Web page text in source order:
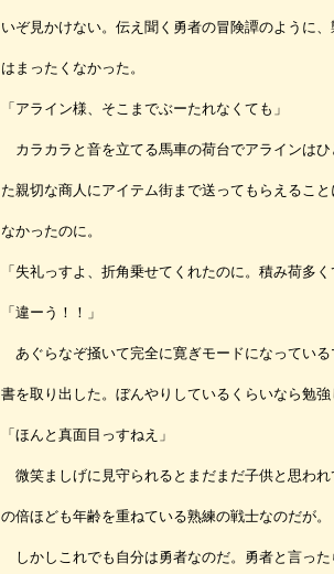
いぞ見かけない。伝え聞く勇者の冒険譚のように
はまったくなかった。
「アライン様、そこまでぶーたれなくても」
カラカラと音を立てる馬車の荷台でアラインは
た親切な商人にアイテム街まで送ってもらえるこ
なかったのに。
「失礼っすよ、折角乗せてくれたのに。積み荷多
「違ーう！！」
あぐらなぞ掻いて完全に寛ぎモードになってい
書を取り出した。ぼんやりしているくらいなら勉強
「ほんと真面目っすねえ」
微笑ましげに見守られるとまだまだ子供と思わ
の倍ほども年齢を重ねている熟練の戦士なのだが。
しかしこれでも自分は勇者なのだ。勇者と言った